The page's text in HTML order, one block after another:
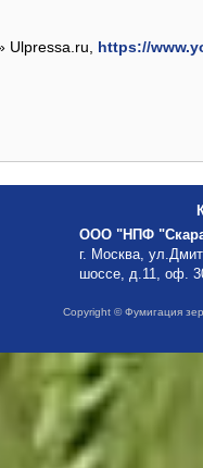
Ulpressa.ru, https://
ООО "НПФ
г. Москва,
шоссе, д.11, оф.
Copyright © Фумигация